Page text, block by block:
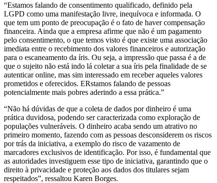
“Estamos falando de consentimento qualificado, definido pela
LGPD como uma manifestação livre, inequívoca e informada. O
que tem um ponto de preocupação é o fato de haver compensação
financeira. Ainda que a empresa afirme que não é um pagamento
pelo consentimento, o que temos visto é que existe uma associação
imediata entre o recebimento dos valores financeiros e autorização
para o escaneamento da íris. Ou seja, a impressão que passa é a de
que o sujeito não está indo lá coletar a sua íris pela finalidade de se
autenticar online, mas sim interessado em receber aqueles valores
prometidos e oferecidos. ERstamos falando de pessoas
potencialmente mais pobres aderindo a essa prática.”
“Não há dúvidas de que a coleta de dados por dinheiro é uma
prática duvidosa, podendo ser caracterizada como exploração de
populações vulneráveis. O dinheiro acaba sendo um atrativo no
primeiro momento, fazendo com as pessoas desconsiderem os riscos
por trás da iniciativa, a exemplo do risco de vazamento de
marcadores exclusivos de identificação. Por isso, é fundamental que
as autoridades investiguem esse tipo de iniciativa, garantindo que o
direito à privacidade e proteção aos dados dos titulares sejam
respeitados”, ressaltou Karen Borges.